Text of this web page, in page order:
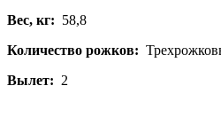
Вес, кг: 58,8
Количество рожков:
Вылет: 2